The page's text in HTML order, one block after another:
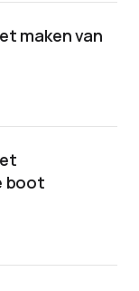
maken van
boot